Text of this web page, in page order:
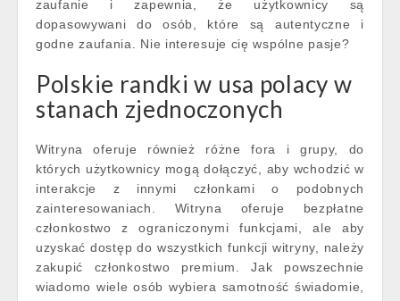
zaufanie i zapewnia, że użytkownicy są
dopasowywani do osób, które są autentyczne i
godne zaufania. Nie interesuje cię wspólne pasje?
Polskie randki w usa polacy w
stanach zjednoczonych
Witryna oferuje również różne fora i grupy, do
których użytkownicy mogą dołączyć, aby wchodzić w
interakcje z innymi członkami o podobnych
zainteresowaniach. Witryna oferuje bezpłatne
członkostwo z ograniczonymi funkcjami, ale aby
uzyskać dostęp do wszystkich funkcji witryny, należy
zakupić członkostwo premium. Jak powszechnie
wiadomo wiele osób wybiera samotność świadomie,